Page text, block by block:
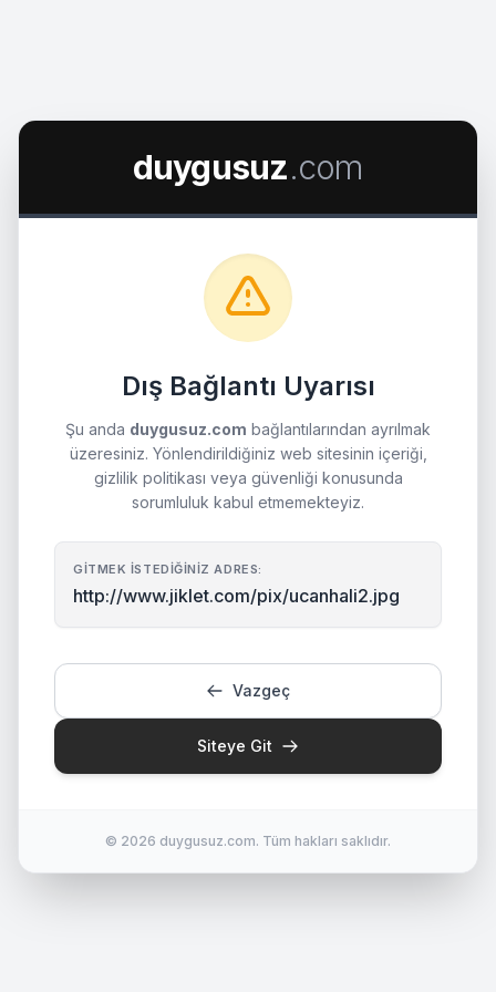
duygusuz.com
Dış Bağlantı Uyarısı
Şu anda duygusuz.com bağlantılarından ayrılmak
üzeresiniz. Yönlendirildiğiniz web sitesinin içeriği,
gizlilik politikası veya güvenliği konusunda
sorumluluk kabul etmemekteyiz.
GITMEK İSTEDIĞINIZ ADRES:
http://www.jiklet.com/pix/ucanhali2.jpg
Vazgeç
Siteye Git
© 2026 duygusuz.com. Tüm hakları saklıdır.